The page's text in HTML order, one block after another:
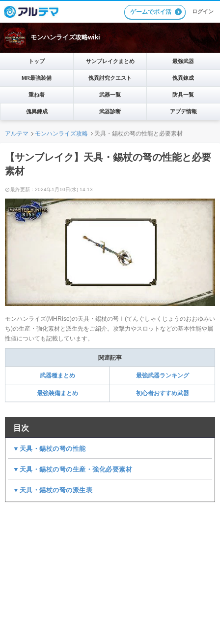
ゲームでポイ活 ログイン
モンハンライズ攻略wiki
トップ サンブレイクまとめ 最強武器
MR最強装備 傀異討究クエスト 傀異錬成
重ね着 武器一覧 防具一覧
傀異錬成 武器診断 アプデ情報
アルテマ モンハンライズ攻略 天具・錫杖の弩の性能と必要素材
【サンブレイク】天具・錫杖の弩の性能と必要
素材
最終更新：2024年1月10日(水) 14:13
モンハンライズ(MHRise)の天具・錫杖の弩Ⅰ(てんぐしゃくじょうのおおゆみい
ち)の生産・強化素材と派生先をご紹介。攻撃力やスロットなどの基本性能や属
性値についても記載しています。
関連記事
武器種まとめ 最強武器ランキング
最強装備まとめ 初心者おすすめ武器
目次
▼天具・錫杖の弩の性能
▼天具・錫杖の弩の生産・強化必要素材
▼天具・錫杖の弩の派生表